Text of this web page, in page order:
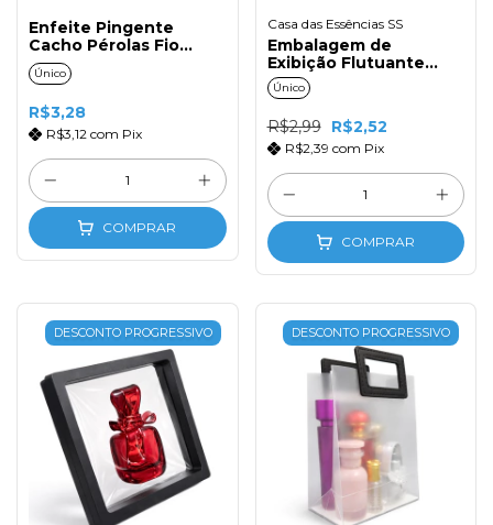
Enfeite Pingente
Cacho Pérolas Fio
Ouro (1un)
Único
R$3,28
R$3,12 com Pix
COMPRAR
Casa das Essências SS
Embalagem de
Exibição Flutuante
7x7cm Preto
Único
R$2,99 R$2,52
R$2,39 com Pix
COMPRAR
DESCONTO PROGRESSIVO DESCONTO PROGRESSIVO